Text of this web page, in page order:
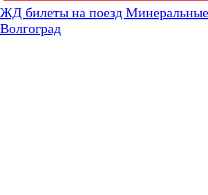
ЖД билеты на поезд
Волгоград